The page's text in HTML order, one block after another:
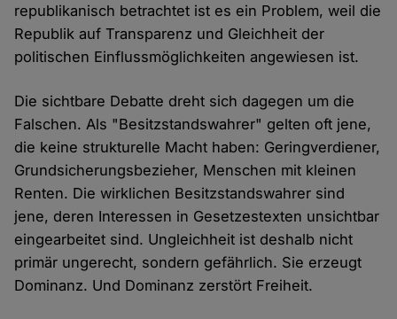
republikanisch betrachtet ist es ein Problem, weil die
Republik auf Transparenz und Gleichheit der
politischen Einflussmöglichkeiten angewiesen ist.
Die sichtbare Debatte dreht sich dagegen um die
Falschen. Als "Besitzstandswahrer" gelten oft jene,
die keine strukturelle Macht haben: Geringverdiener,
Grundsicherungsbezieher, Menschen mit kleinen
Renten. Die wirklichen Besitzstandswahrer sind
jene, deren Interessen in Gesetzestexten unsichtbar
eingearbeitet sind. Ungleichheit ist deshalb nicht
primär ungerecht, sondern gefährlich. Sie erzeugt
Dominanz. Und Dominanz zerstört Freiheit.